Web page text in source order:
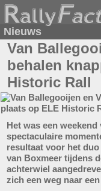
Nieuws
Van
behalen
Historic Rall
Het was een
spectaculaire
resultaat voor het
van Boxmeer tijdens
achterwiel
zich een weg naar